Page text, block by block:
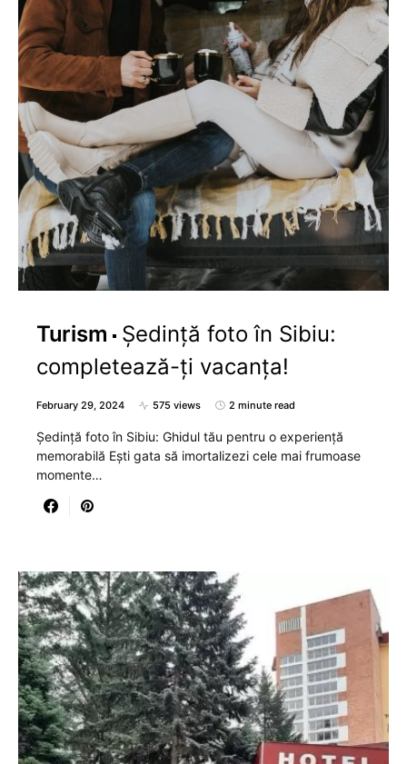
Turism
Ședință foto în Sibiu:
completează-ți vacanța!
February 29, 2024 575 views 2 minute read
Ședință foto în Sibiu: Ghidul tău pentru o experiență
memorabilă Ești gata să imortalizezi cele mai frumoase
momente…